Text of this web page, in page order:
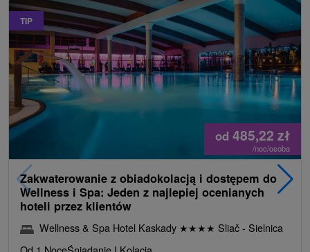
TIP
od 485,22 zł
/noc/osoba
Zakwaterowanie z obiadokolacją i dostępem do
Wellness i Spa: Jeden z najlepiej ocenianych
hoteli przez klientów
Wellness & Spa Hotel Kaskady ★★★★ Sliač - Sielnica